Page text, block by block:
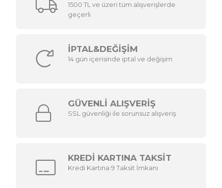
1500 TL ve üzeri tüm alışverişlerde
geçerli
İPTAL&DEĞİŞİM
14 gün içerisinde iptal ve değişim
GÜVENLİ ALIŞVERİŞ
SSL güvenliği ile sorunsuz alışveriş
KREDİ KARTINA TAKSİT
Kredi Kartına 9 Taksit İmkanı